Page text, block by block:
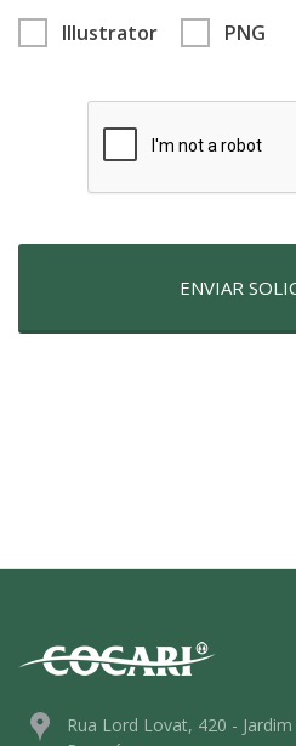
Illustrator PNG
ENVIAR
Rua Lord Lovat, 420 -